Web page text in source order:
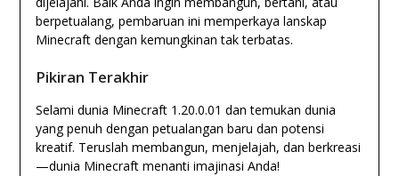
berpetualang, pembaruan ini memperkaya lanskap
Minecraft dengan kemungkinan tak terbatas.
Pikiran Terakhir
Selami dunia Minecraft 1.20.0.01 dan temukan dunia
yang penuh dengan petualangan baru dan potensi
kreatif. Teruslah membangun, menjelajah, dan berkreasi
—dunia Minecraft menanti imajinasi Anda!